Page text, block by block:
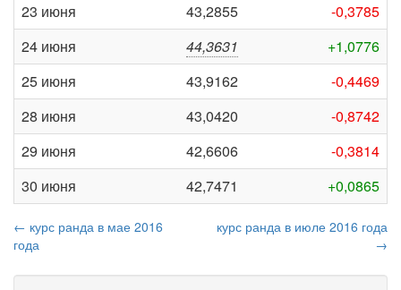
23 июня
43,2855
-0,3785
24 июня
44,3631
+1,0776
25 июня
43,9162
-0,4469
28 июня
43,0420
-0,8742
29 июня
42,6606
-0,3814
30 июня
42,7471 +0,0865
← курс ранда в мае 2016
года
курс ранда в июле 2016 года
→